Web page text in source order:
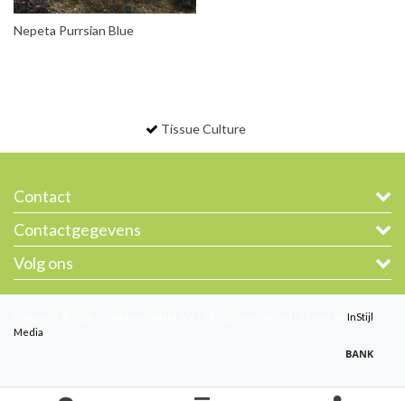
Nepeta Purrsian Blue
Tissue Culture
Contact
Contactgegevens
Volg ons
InStijl
Media